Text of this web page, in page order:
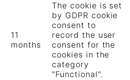
11
months
The cookie is set
by GDPR cookie
consent to
record the user
consent for the
cookies in the
category
"Functional".